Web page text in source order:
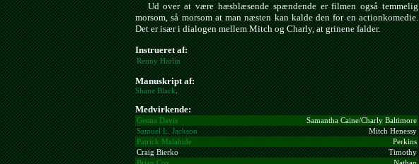
Ud over at være hæsblæsende spændende er filmen også temmelig
morsom, så morsom at man næsten kan kalde den for en actionkomedie.
Det er især i dialogen mellem Mitch og Charly, at grinene falder.
Instrueret af:
Renny Harlin
Manuskript af:
Shane Black.
Medvirkende:
Geena Davis
Samantha Caine/Charly Baltimore
Samuel L. Jackson
Mitch Henessy
Patrick Malahide
Perkins
Craig Bierko
Timothy